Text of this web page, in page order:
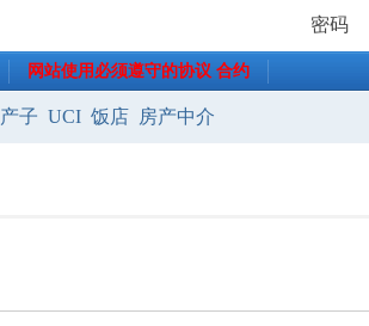
密码
网站使用必须遵守的协议 合约
产子 UCI 饭店 房产中介